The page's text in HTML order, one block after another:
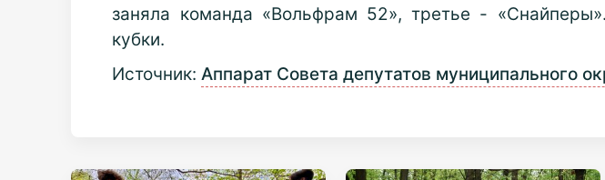
заняла команда «Вольфрам 52», третье -
кубки.
Источник:Аппарат Совета депутатов муниципального